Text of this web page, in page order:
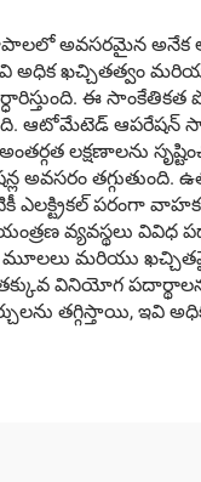
అవసరమైన
ఖచ్చితత్వం మరియు
ఈ
ఆటోమేటెడ్ ఆపరేషన్
అంతర్గత
తగ్గుతుంది.
పరంగా
వ్యవస్థలు వివిధ
మరియు ఖచ్చితమైన
తక్కువ వినియోగ
తగ్గిస్తాయి, ఇవి